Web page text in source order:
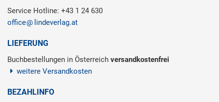
Service Hotline: +43 1 24 630
office
lindeverlag.at
LIEFERUNG
Buchbestellungen in Österreich versandkostenfrei
weitere Versandkosten
BEZAHLINFO